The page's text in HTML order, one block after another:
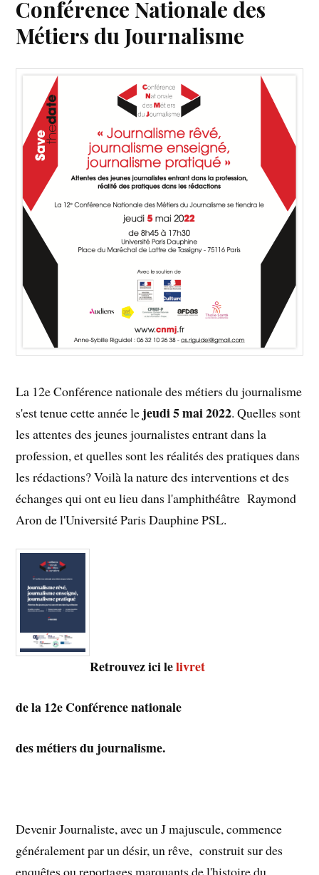
Conférence Nationale des
Métiers du Journalisme
La 12e Conférence nationale des métiers du journalisme
s'est tenue cette année le jeudi 5 mai 2022. Quelles sont
les attentes des jeunes journalistes entrant dans la
profession, et quelles sont les réalités des pratiques dans
les rédactions? Voilà la nature des interventions et des
échanges qui ont eu lieu dans l'amphithéâtre Raymond
Aron de l'Université Paris Dauphine PSL.
Retrouvez ici lelivret
de la 12e Conférence nationale
des métiers du journalisme.
Devenir Journaliste, avec un J majuscule, commence
généralement par un désir, un rêve, construit sur des
enquêtes ou reportages marquants de l'histoire du